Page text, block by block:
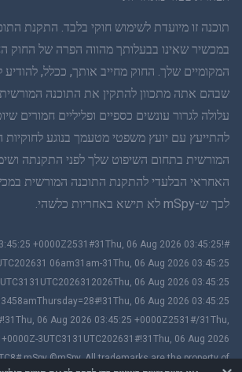
תאית
סינית פשוטה
דנית
הינדי
עברית
רומנית
יוונית
וייטנאמית
סינית מסורתית
תוכנה זו מיועדת לשימוש חוקי בלבד. התקנת
במכשיר שאינו בבעלותך מהווה הפרה של החוק
המקומיים שלך. החוק מחייב אותך, ככלל, להודיע
שבהם אתה מתכוון להתקין את התוכנה
עלולה לגרור עונשים כספיים ופליליים חמורים
להתייעץ עם יועץ משפטי מטעמך בנוגע לחוקיות
המורשית בתחום השיפוט שלך לפני התקנתה
האחראי הבלעדי להתקנת התוכנה המורשית
לכך ש-mSpy לא תישא באחריות כלשהי.
+0000Z2531#31Thu, 06 Aug 2026 03:45:25
06am31am-31Thu, 06 Aug 2026 03:45:25
06 Aug 2026 03:45:25
06 Aug 2026 03:45:25
06 Aug 2026 03:45:25 +0000Z2531#/31Thu,
3UTC3131UTC202631#!31Thu, 06 Aug 2026
mSpy ©mSpy. All trademarks are the property of